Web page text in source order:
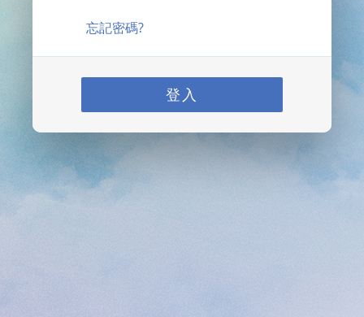
忘記密碼?
登入